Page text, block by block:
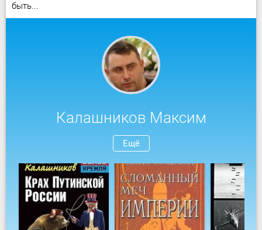
быть...
Калашников Максим
Ещё